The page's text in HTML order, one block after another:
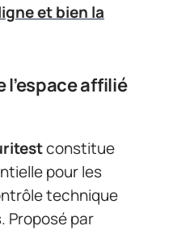
et bien la
affilié
constitue
pour les
technique
Proposé par